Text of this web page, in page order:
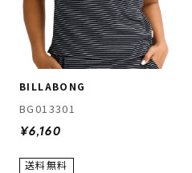
ーツ 公式アプリ
ンもこのアプリで！
BILLABONG
BG013301
¥6,160